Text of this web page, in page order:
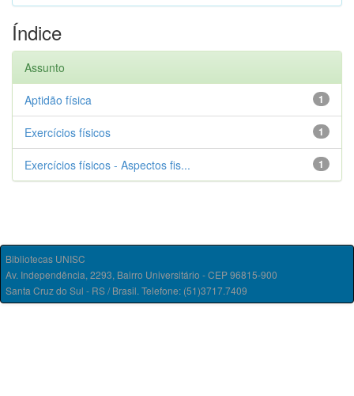
Índice
Assunto
1
Aptidão física
1
Exercícios físicos
1
Exercícios físicos - Aspectos fis...
Bibliotecas UNISC
Av. Independência, 2293, Bairro Universitário - CEP 96815-900
Santa Cruz do Sul - RS / Brasil. Telefone: (51)3717.7409